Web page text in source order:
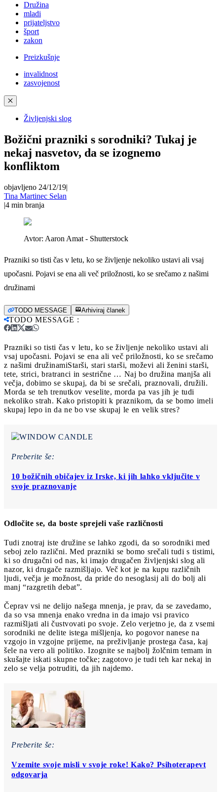
Družina
mladi
prijateljstvo
šport
zakon
Preizkušnje
invalidnost
zasvojenost
✕
Življenjski slog
Božični prazniki s sorodniki? Tukaj je
nekaj nasvetov, da se izognemo
konfliktom
objavljeno 24/12/19|
Tina Martinec Selan
|4 min branja
Avtor: Aaron Amat - Shutterstock
Prazniki so tisti čas v letu, ko se življenje nekoliko ustavi ali vsaj
upočasni. Pojavi se ena ali več priložnosti, ko se srečamo z našimi
družinami
TODO MESSAGE Arhiviraj članek
TODO MESSAGE :
Prazniki so tisti čas v letu, ko se življenje nekoliko ustavi ali
vsaj upočasni. Pojavi se ena ali več priložnosti, ko se srečamo
z našimi družinamiStarši, stari starši, moževi ali ženini starši,
tete, strici, bratranci in sestrične … Naj bo družina manjša ali
večja, dobimo se skupaj, da bi se srečali, praznovali, družili.
Morda se teh trenutkov veselite, morda pa vas jih je tudi
nekoliko strah. Kako pristopiti k praznikom, da se bomo imeli
skupaj lepo in da ne bo vse skupaj le en velik stres?
Preberite še:
10 božičnih običajev iz Irske, ki jih lahko vključite v
svoje praznovanje
Odločite se, da boste sprejeli vaše različnosti
Tudi znotraj iste družine se lahko zgodi, da so sorodniki med
seboj zelo različni. Med prazniki se bomo srečali tudi s tistimi,
ki so drugačni od nas, ki imajo drugačen življenjski slog ali
nazor, ki drugače razmišljajo. Več kot je na kupu različnih
ljudi, večja je možnost, da pride do nesoglasij ali do bolj ali
manj “razgretih debat”.
Čeprav vsi ne delijo našega mnenja, je prav, da se zavedamo,
da so vsa mnenja enako vredna in da imajo vsi pravico
razmišljati ali čustvovati po svoje. Zelo verjetno je, da z vsemi
sorodniki ne delite istega mišljenja, ko pogovor nanese na
vzgojo in vzgojne prijeme, na preživljanje prostega časa, kaj
šele na vero ali politiko. Izognite se najbolj žolčnim temam in
skušajte iskati skupne točke; zagotovo je tudi teh kar nekaj in
zelo se velja potruditi, da jih najdemo.
Preberite še:
Vzemite svoje misli v svoje roke! Kako? Psihoterapevt
odgovarja